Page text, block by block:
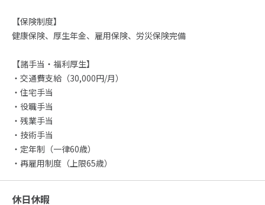
【保険制度】
健康保険、厚生年金、雇用保険、労災保険完備
【諸手当・福利厚生】
・交通費支給（30,000円/月）
・住宅手当
・役職手当
・残業手当
・技術手当
・定年制（一律60歳）
・再雇用制度（上限65歳）
休日休暇